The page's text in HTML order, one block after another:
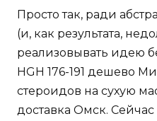
Просто так, ради
(и, как результата,
реализовывать идею
HGH 176-191 дешево
стероидов на сухую
доставка Омск.